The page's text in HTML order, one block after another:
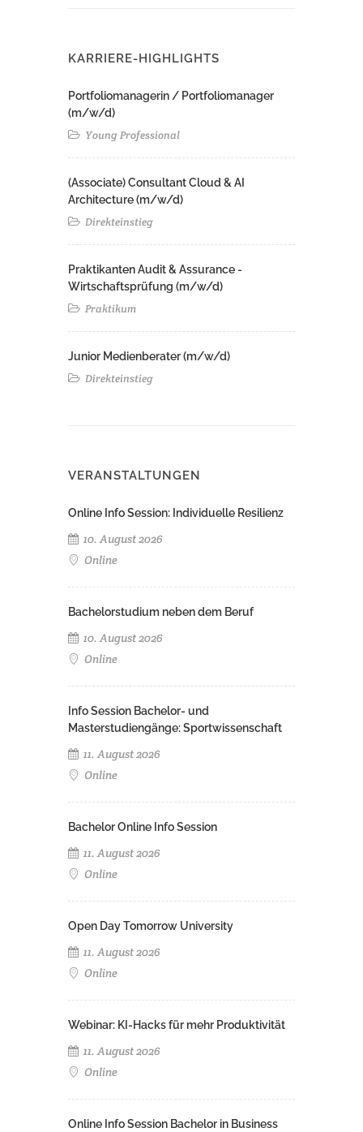
KARRIERE-HIGHLIGHTS
Portfoliomanagerin / Portfoliomanager
(m/w/d)
Young Professional
(Associate) Consultant Cloud & AI
Architecture (m/w/d)​ ​
Direkteinstieg
Praktikanten Audit & Assurance -
Wirtschaftsprüfung (m/w/d)
Praktikum
Junior Medienberater (m/w/d)
Direkteinstieg
VERANSTALTUNGEN
Online Info Session: Individuelle Resilienz
10. August 2026
Online
Bachelorstudium neben dem Beruf
10. August 2026
Online
Info Session Bachelor- und
Masterstudiengänge: Sportwissenschaft
11. August 2026
Online
Bachelor Online Info Session
11. August 2026
Online
Open Day Tomorrow University
11. August 2026
Online
Webinar: KI-Hacks für mehr Produktivität
11. August 2026
Online
Online Info Session Bachelor in Business